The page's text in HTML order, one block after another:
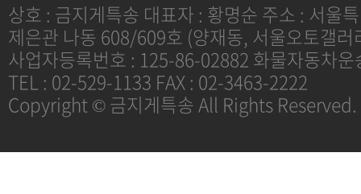
상호 : 금지게특송 대표자 : 황명순 주소 : 서울
제은관 나동 608/609호 (양재동, 서울오토갤러
사업자등록번호 : 125-86-02882 화물자동차
TEL : 02-529-1133 FAX : 02-3463-2222
Copyright © 금지게특송 All Rights Reserved.